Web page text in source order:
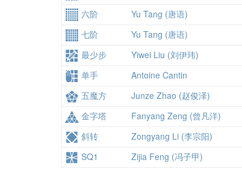
六阶 Yu Tang (唐语)
七阶 Yu Tang (唐语)
最少步 Yiwei Liu (刘伊玮)
单手 Antoine Cantin
五魔方 Junze Zhao (赵俊泽)
金字塔 Fanyang Zeng (曾凡洋)
斜转 Zongyang Li (李宗阳)
SQ1 Zijia Feng (冯子甲)